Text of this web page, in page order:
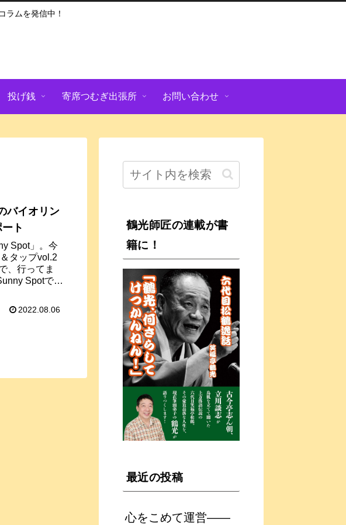
ラムを発信中！
投げ銭 寄席つむぎ出張所 お問い合わせ
バイオリン
ト
Spot」。今
タップvol.2
、行ってま
Spotで行
2022.08.06
鶴光師匠の連載が書
籍に！
最近の投稿
心をこめて運営――